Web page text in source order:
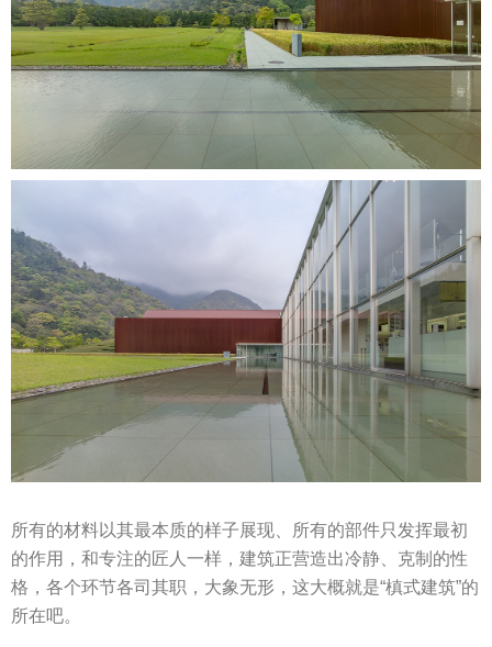
所有的材料以其最本质的样子展现、所有的部件只发挥最初
的作用，和专注的匠人一样，建筑正营造出冷静、克制的性
格，各个环节各司其职，大象无形，这大概就是“槙式建筑”的
所在吧。